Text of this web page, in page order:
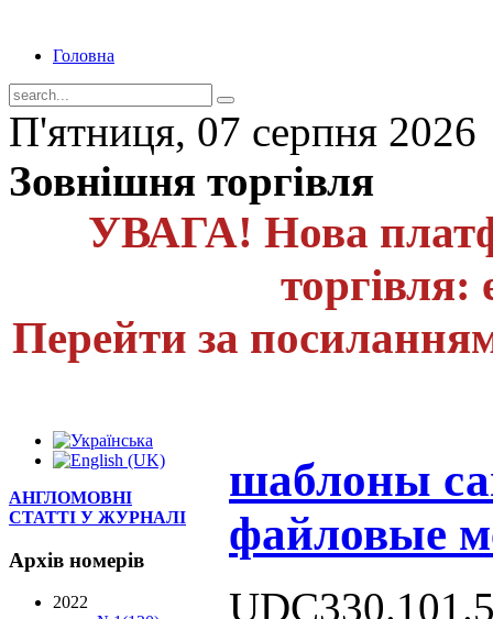
Головна
П'ятниця, 07 серпня 2026
Зовнішня торгівля
УВАГА! Нова
Перейти за
шаблоны
файловые
АНГЛОМОВНІ
СТАТТІ У ЖУРНАЛІ
Архів номерів
2022